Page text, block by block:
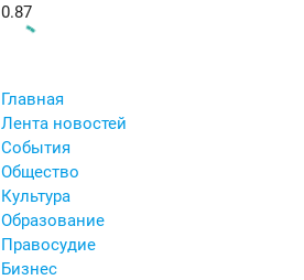
0.87
Главная
Лента новостей
События
Общество
Культура
Образование
Правосудие
Бизнес